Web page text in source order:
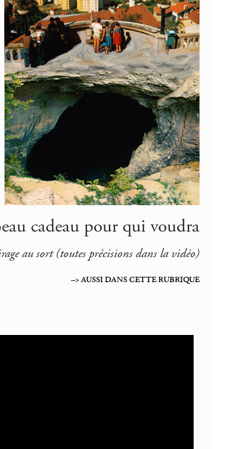
cadeau pour qui voudra
au sort (toutes précisions dans la vidéo)
–> AUSSI DANS CETTE RUBRIQUE